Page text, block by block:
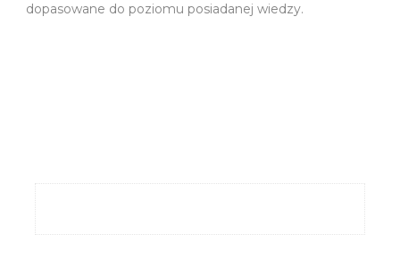
dopasowane do poziomu posiadanej wiedzy.